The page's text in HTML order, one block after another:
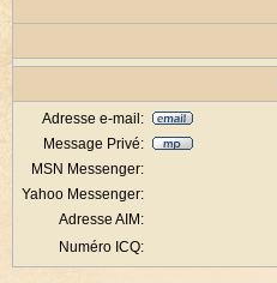
Adresse e-mail:
Message Privé:
MSN Messenger:
Yahoo Messenger:
Adresse AIM:
Numéro ICQ: